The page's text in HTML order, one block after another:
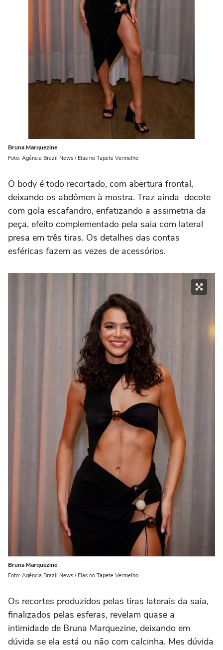
Bruna Marquezine
Foto: Agência Brazil News / Elas no Tapete Vermelho
O body é todo recortado, com abertura frontal,
deixando os abdômen à mostra. Traz ainda decote
com gola escafandro, enfatizando a assimetria da
peça, efeito complementado pela saia com lateral
presa em três tiras. Os detalhes das contas
esféricas fazem as vezes de acessórios.
Bruna Marquezine
Foto: Agência Brazil News / Elas no Tapete Vermelho
Os recortes produzidos pelas tiras laterais da saia,
finalizados pelas esferas, revelam quase a
intimidade de Bruna Marquezine, deixando em
dúvida se ela está ou não com calcinha. Mes dúvida